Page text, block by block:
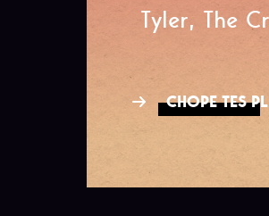
Tyler, The
CHOPE TES